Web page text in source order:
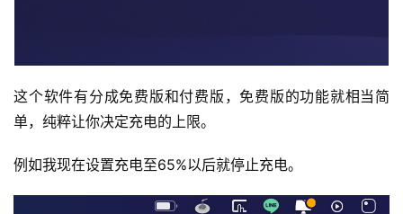
这个软件有分成免费版和付费版，免费版的功能就相当简
单，纯粹让你决定充电的上限。
例如我现在设置充电至65%以后就停止充电。